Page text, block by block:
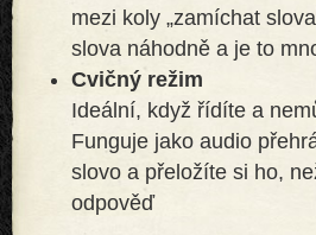
mezi koly „zamíchat
slova náhodně a je to
Cvičný režim
Ideální, když řídíte a
Funguje jako audio
slovo a přeložíte si ho,
odpověď